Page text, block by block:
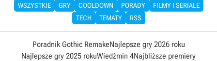
WSZYSTKIE GRY COOLDOWN PORADY
FILMY I SERIALE
TECH
TEMATY RSS
Poradnik Gothic RemakeNajlepsze gry 2026 roku
Najlepsze gry 2025 rokuWiedźmin 4Najbliższe premiery